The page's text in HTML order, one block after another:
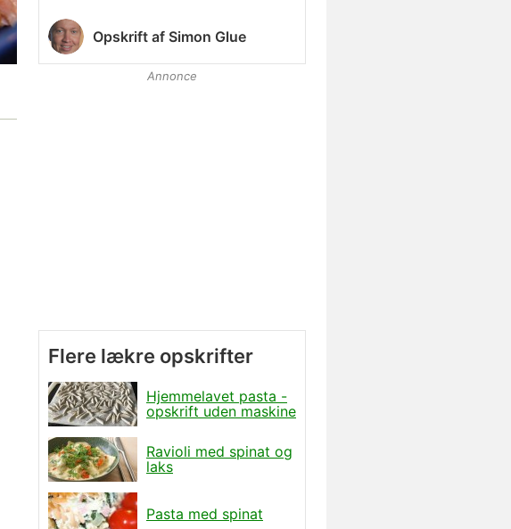
Opskrift af Simon Glue
Annonce
Flere lækre opskrifter
Hjemmelavet pasta -
opskrift uden maskine
Ravioli med spinat og
laks
Pasta med spinat